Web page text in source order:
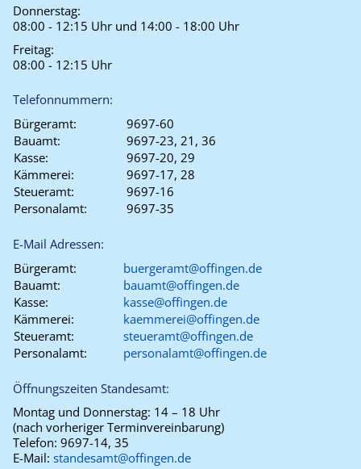
Donnerstag:
08:00 - 12:15 Uhr und 14:00 - 18:00 Uhr
Freitag:
08:00 - 12:15 Uhr
Telefonnummern:
Bürgeramt:
9697-60
Bauamt:
9697-23, 21, 36
Kasse:
9697-20, 29
Kämmerei:
9697-17, 28
Steueramt:
9697-16
Personalamt:
9697-35
E-Mail Adressen:
Bürgeramt:
buergeramt@offingen.de
Bauamt:
bauamt@offingen.de
Kasse:
kasse@offingen.de
Kämmerei:
kaemmerei@offingen.de
Steueramt:
steueramt@offingen.de
Personalamt:
personalamt@offingen.de
Öffnungszeiten Standesamt:
Montag und Donnerstag: 14 – 18 Uhr
(nach vorheriger Terminvereinbarung)
Telefon: 9697-14, 35
E-Mail: standesamt@offingen.de